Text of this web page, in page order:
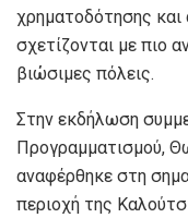
χρηματοδότησης
σχετίζονται με πιο
βιώσιμες πόλεις.
Στην εκδήλωση
Προγραμματισμού,
αναφέρθηκε στη
περιοχή της